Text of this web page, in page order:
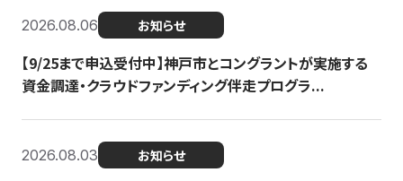
2026.08.06 お知らせ
【9/25まで申込受付中】神戸市とコングラントが実施する
資金調達・クラウドファンディング伴走プログラ...
2026.08.03 お知らせ